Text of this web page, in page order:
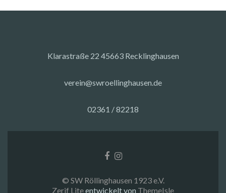
Klarastraße 22 45663 Recklinghausen
verein@swroellinghausen.de
02361 / 82218
Facebook-
Instagram
© SW Röllinghausen 1923 e.V.
Zerif Liteentwickelt von ThemeIsle